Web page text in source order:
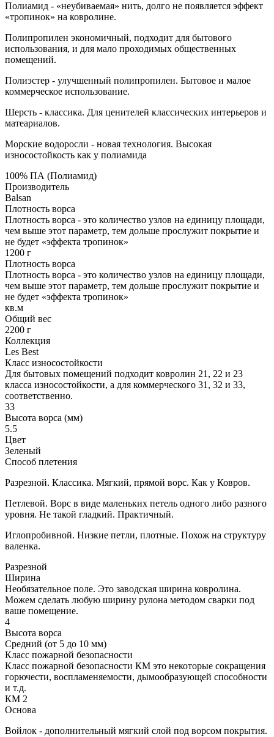
Полиамид - «неубиваемая» нить, долго не появляется эффект
«тропинок» на ковролине.
Полипропилен экономичный, подходит для бытового
использования, и для мало проходимых общественных
помещений.
Полиэстер - улучшенный полипропилен. Бытовое и малое
коммерческое использование.
Шерсть - классика. Для ценителей классических интерьеров и
матеариалов.
Морские водоросли - новая технология. Высокая
износостойкость как у полиамида
100% ПА (Полиамид)
Производитель
Balsan
Плотность ворса
Плотность ворса - это количество узлов на единицу площади,
чем выше этот параметр, тем дольше прослужит покрытие и
не будет «эффекта тропинок»
1200 г
Плотность ворса
Плотность ворса - это количество узлов на единицу площади,
чем выше этот параметр, тем дольше прослужит покрытие и
не будет «эффекта тропинок»
кв.м
Общий вес
2200 г
Коллекция
Les Best
Класс износостойкости
Для бытовых помещений подходит ковролин 21, 22 и 23
класса износостойкости, а для коммерческого 31, 32 и 33,
соответственно.
33
Высота ворса (мм)
5.5
Цвет
Зеленый
Способ плетения
Разрезной. Классика. Мягкий, прямой ворс. Как у Ковров.
Петлевой. Ворс в виде маленьких петель одного либо разного
уровня. Не такой гладкий. Практичный.
Иглопробивной. Низкие петли, плотные. Похож на структуру
валенка.
Разрезной
Ширина
Необязательное поле. Это заводская ширина ковролина.
Можем сделать любую ширину рулона методом сварки под
ваше помещение.
4
Высота ворса
Средний (от 5 до 10 мм)
Класс пожарной безопасности
Класс пожарной безопасности КМ это некоторые сокращения
горючести, воспламеняемости, дымообразующей способности
и т.д.
КМ 2
Основа
Войлок - дополнительный мягкий слой под ворсом покрытия.